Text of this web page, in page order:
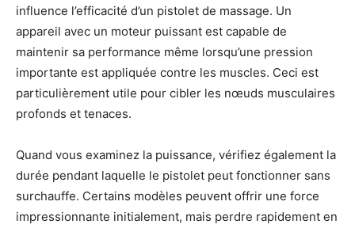
influence l’efficacité d’un pistolet de massage. Un
appareil avec un moteur puissant est capable de
maintenir sa performance même lorsqu’une pression
importante est appliquée contre les muscles. Ceci est
particulièrement utile pour cibler les nœuds musculaires
profonds et tenaces.
Quand vous examinez la puissance, vérifiez également la
durée pendant laquelle le pistolet peut fonctionner sans
surchauffe. Certains modèles peuvent offrir une force
impressionnante initialement, mais perdre rapidement en